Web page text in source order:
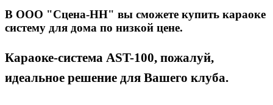
В ООО "Сцена-НН" вы сможете купить караоке
систему для дома по низкой цене.
Караоке-система AST-100, пожалуй,
идеальное решение для Вашего клуба.